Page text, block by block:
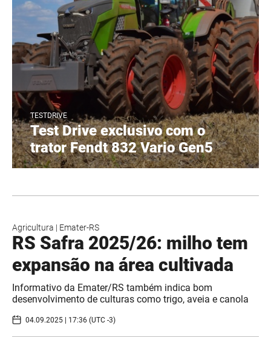
TESTDRIVE
Test Drive exclusivo com o
trator Fendt 832 Vario Gen5
Agricultura | Emater-RS
RS Safra 2025/26: milho tem
expansão na área cultivada
Informativo da Emater/RS também indica bom
desenvolvimento de culturas como trigo, aveia e canola
04.09.2025 | 17:36 (UTC -3)